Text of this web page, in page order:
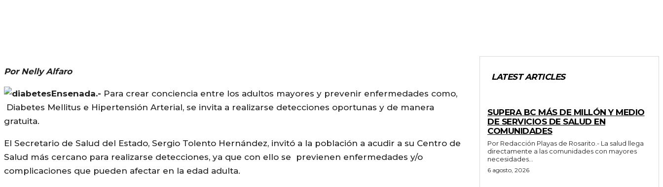
Por Nelly Alfaro
Ensenada.- Para crear conciencia entre los adultos mayores y prevenir enfermedades como,
Diabetes Mellitus e Hipertensión Arterial, se invita a realizarse detecciones oportunas y de manera
gratuita.
El Secretario de Salud del Estado, Sergio Tolento Hernández, invitó a la población a acudir a su Centro de
Salud más cercano para realizarse detecciones, ya que con ello se previenen enfermedades y/o
complicaciones que pueden afectar en la edad adulta.
LATEST ARTICLES
SUPERA BC MÁS DE MILLÓN Y MEDIO
DE SERVICIOS DE SALUD EN
COMUNIDADES
Por Redacción Playas de Rosarito.- La salud llega
directamente a las comunidades con mayores
necesidades...
6 agosto, 2026